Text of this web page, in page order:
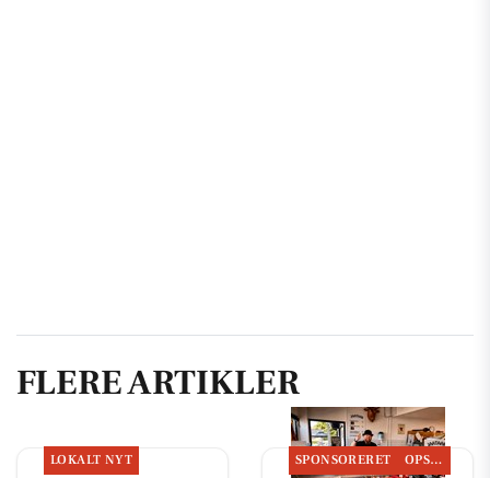
FLERE ARTIKLER
LOKALT NYT SPONSORERET OPSLAGSTAVLEN